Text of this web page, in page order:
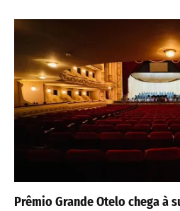
Prêmio Grande Otelo chega à